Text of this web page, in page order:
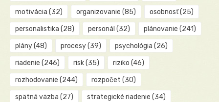
motivácia (32) organizovanie (85) osobnosť(25)
personalistika (28) personál (32) plánovanie (241)
plány(48) procesy(39) psychológia (26)
riadenie (246) risk(35) riziko (46)
rozhodovanie (244) rozpočet (30)
spätná väzba (27) strategické riadenie (34)